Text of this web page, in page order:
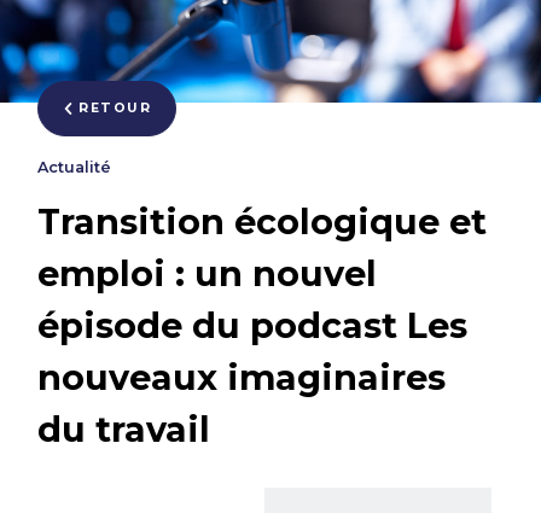
RETOUR
Actualité
Transition écologique et
emploi : un nouvel
épisode du podcast Les
nouveaux imaginaires
du travail